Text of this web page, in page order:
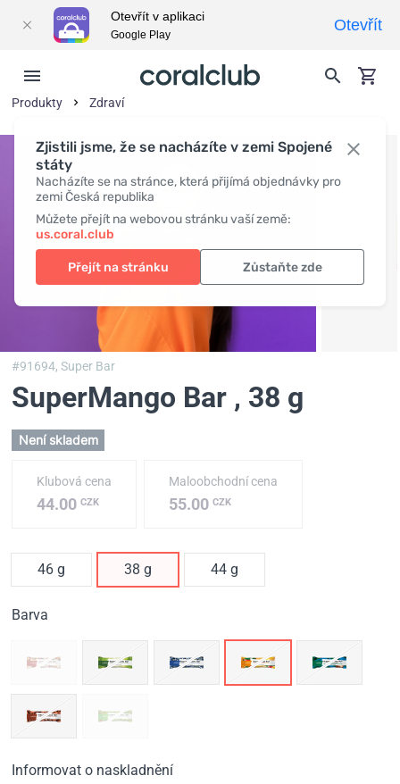
Zjistili jsme, že se nacházíte v zemi Spojené
státy
Nacházíte se na stránce, která přijímá objednávky pro
zemi Česká republika
Můžete přejít na webovou stránku vaší země:
us.coral.club
Přejít na stránku Zůstaňte zde
Produkty Zdraví
#91694,Super Bar
SuperMango Bar , 38 g
Není skladem
Klubová cena
44.00 CZK
Maloobchodní cena
55.00CZK
46 g 38 g 44 g
Barva
Informovat o naskladnění
Otevřít v aplikaci
Google Play
Otevřít